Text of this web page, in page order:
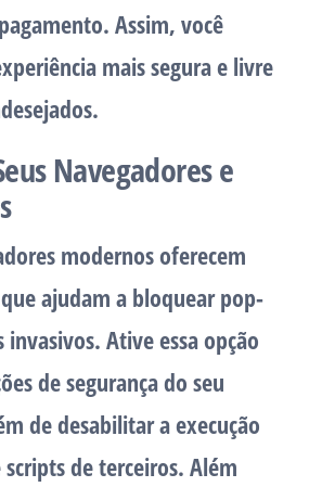
Assim, você
mais segura e livre
Navegadores e
modernos oferecem
ajudam a bloquear pop-
invasivos. Ative essa opção
de segurança do seu
de desabilitar a execução
de terceiros. Além